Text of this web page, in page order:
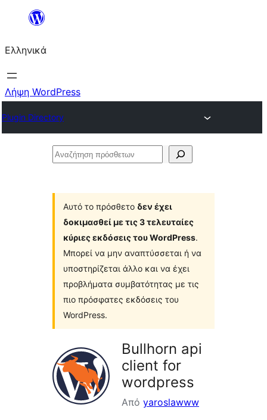
Μετάβαση
περιεχόμενο
Ελληνικά
Λήψη WordPress
Plugin Directory
Αναζήτηση
Αυτό το πρόσθετο δεν έχει
δοκιμασθεί με τις 3 τελευταίες
κύριες εκδόσεις του WordPress.
Μπορεί να μην αναπτύσσεται ή να
υποστηρίζεται άλλο και να έχει
προβλήματα συμβατότητας με τις
πιο πρόσφατες εκδόσεις του
WordPress.
Bullhorn api
client for
wordpress
Από yaroslawww